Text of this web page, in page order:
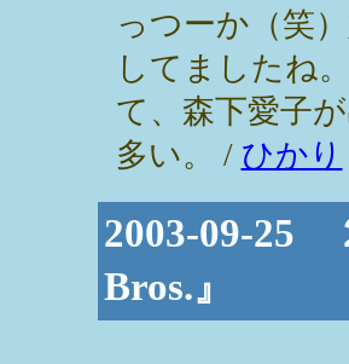
っつーか（笑
してましたね
て、森下愛子
多い。 / ひかり
2003-09-25
Bros.』